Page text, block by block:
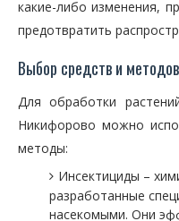
какие-либо изменения,
предотвратить
Выбор средств и
Для обработки
Никифорово можно
методы:
Инсектициды –
разработанные
насекомыми. Они